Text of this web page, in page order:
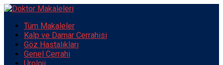
Tüm Makaleler
Kalp ve Damar Cerrahisi
Göz Hastalıkları
Genel Cerrahi